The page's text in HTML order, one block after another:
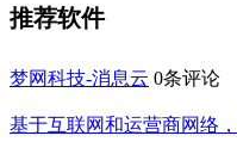
推荐软件
梦网科技-消息云 0条评论
基于互联网和运营商网络